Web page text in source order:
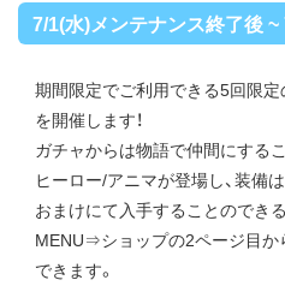
7/1(水)メンテナンス終了後
期間限定でご利用できる5回限
を開催します！
ガチャからは物語で仲間にする
ヒーロー/アニマが登場し、装備
おまけにて入手することのできる
MENU⇒ショップの2ページ目
できます。